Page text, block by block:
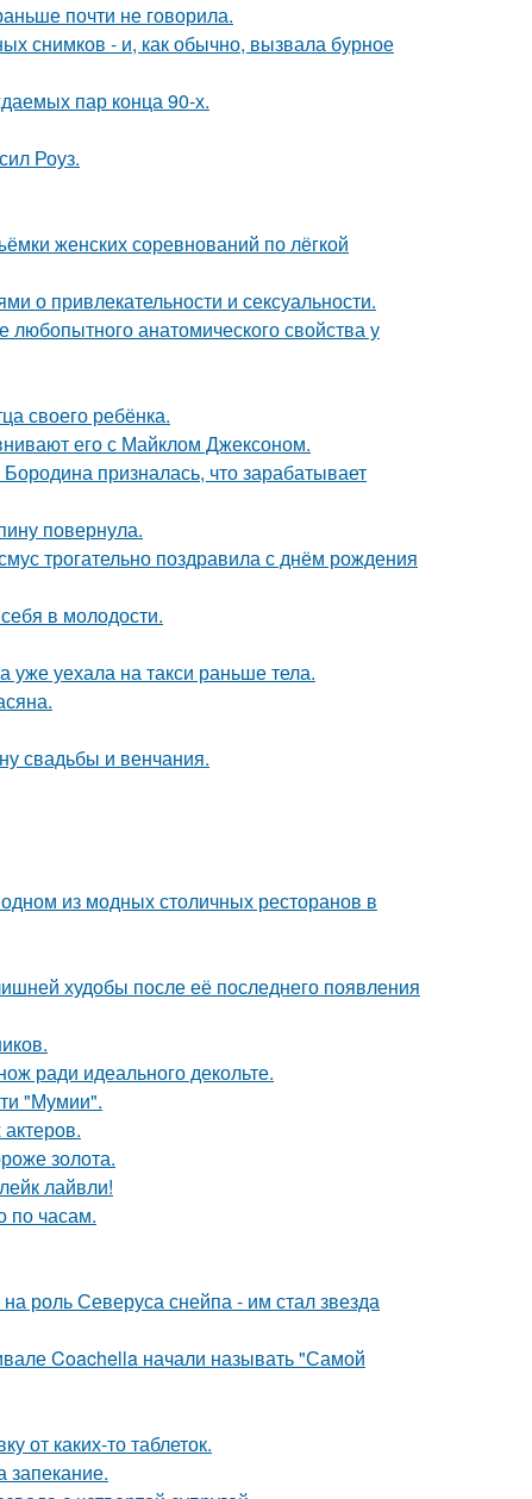
почти не говорила.
снимков - и, как обычно, вызвала бурное
пар конца 90-х.
Роуз.
женских соревнований по лёгкой
о привлекательности и сексуальности.
анатомического свойства у
своего ребёнка.
его с Майклом Джексоном.
призналась, что зарабатывает
повернула.
трогательно поздравила с днём рождения
в молодости.
уехала на такси раньше тела.
свадьбы и венчания.
из модных столичных ресторанов в
худобы после её последнего появления
ради идеального декольте.
"Мумии".
золота.
лайвли!
по часам.
роль Северуса снейпа - им стал звезда
Coachella начали называть "Самой
от каких-то таблеток.